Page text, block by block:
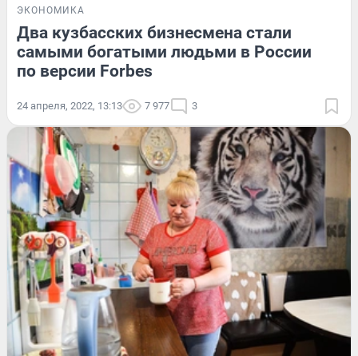
ЭКОНОМИКА
Два кузбасских бизнесмена стали
самыми богатыми людьми в России
по версии Forbes
24 апреля, 2022, 13:13 7 977 3